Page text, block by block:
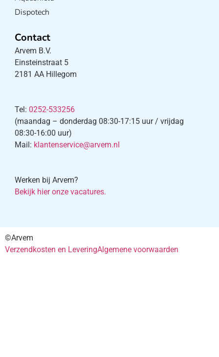
Dispotech
Contact
Arvem B.V.
Einsteinstraat 5
2181 AA Hillegom
Tel: 0252-533256
(maandag – donderdag 08:30-17:15 uur / vrijdag
08:30-16:00 uur)
Mail: klantenservice@arvem.nl
Werken bij Arvem?
Bekijk hier onze vacatures.
©Arvem
Verzendkosten en LeveringAlgemene voorwaarden